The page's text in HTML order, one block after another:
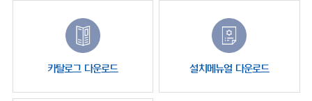
카탈로그 다운로드 설치메뉴얼 다운로드